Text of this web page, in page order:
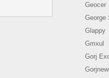
Geocer
George
Glappy
Gmxul
Gorj